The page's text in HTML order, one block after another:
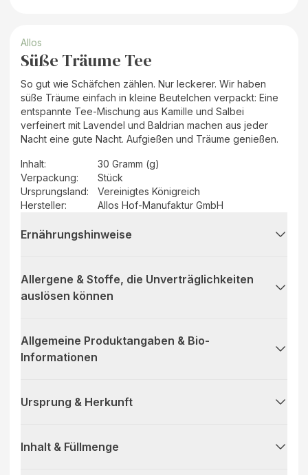
Allos
Süße Träume Tee
So gut wie Schäfchen zählen. Nur leckerer. Wir haben
süße Träume einfach in kleine Beutelchen verpackt: Eine
entspannte Tee-Mischung aus Kamille und Salbei
verfeinert mit Lavendel und Baldrian machen aus jeder
Nacht eine gute Nacht. Aufgießen und Träume genießen.
Inhalt:
30 Gramm (g)
Verpackung:
Stück
Ursprungsland:
Vereinigtes Königreich
Hersteller: Allos Hof-Manufaktur GmbH
Ernährungshinweise
Allergene & Stoffe, die Unverträglichkeiten
auslösen können
Allgemeine Produktangaben & Bio-
Informationen
Ursprung & Herkunft
Inhalt & Füllmenge